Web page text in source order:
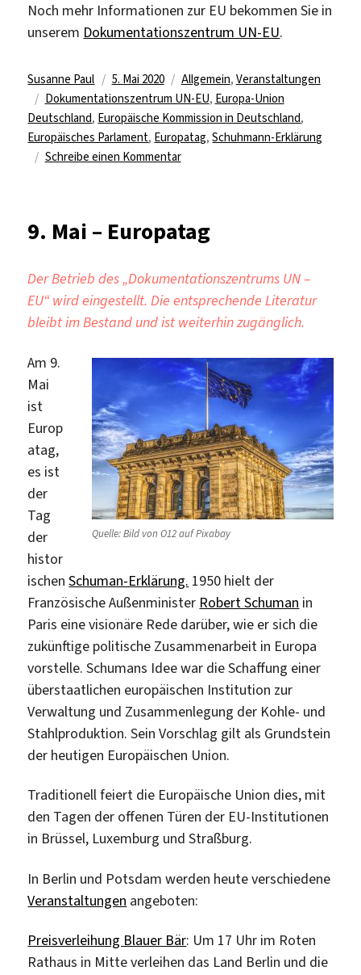
Noch mehr Informationen zur EU bekommen Sie in
unserem Dokumentationszentrum UN-EU.
Autor
Susanne Paul
Veröffentlicht
am
5. Mai 2020 Kategorien
Allgemein, Veranstaltungen
Schlagwörter
Dokumentationszentrum UN-EU, Europa-Union
Deutschland, Europäische Kommission in Deutschland,
Europäisches Parlament, Europatag,Schuhmann-Erklärung
Schreibe einen Kommentarzu
9. Mai – Europatag
Der Betrieb des „Dokumentationszentrums UN –
EU“ wird eingestellt. Die entsprechende Literatur
bleibt im Bestand und ist weiterhin zugänglich.
Quelle: Bild von O12 auf Pixabay
Am 9.
Mai
ist
Europ
atag,
es ist
der
Tag
der
histor
ischenSchuman-Erklärung. 1950 hielt der
Französische Außenminister Robert Schuman in
Paris eine visionäre Rede darüber, wie er sich die
zukünftige politische Zusammenarbeit in Europa
vorstelle. Schumans Idee war die Schaffung einer
überstaatlichen europäischen Institution zur
Verwaltung und Zusammenlegung der Kohle- und
Stahlproduktion. Sein Vorschlag gilt als Grundstein
der heutigen Europäischen Union.
Traditionell feiert die Europäische Union dies, mit
den Tagen der offenen Türen der EU-Institutionen
in Brüssel, Luxemburg und Straßburg.
In Berlin und Potsdam werden heute verschiedene
Veranstaltungen angeboten:
Preisverleihung Blauer Bär: Um 17 Uhr im Roten
Rathaus in Mitte verleihen das Land Berlin und die